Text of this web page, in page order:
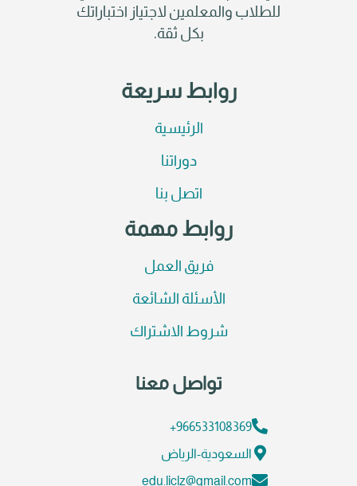
للطلاب والمعلمين لاجتياز اختباراتك
بكل ثقة.
روابط سريعة
الرئيسية
دوراتنا
اتصل بنا
روابط مهمة
فريق العمل
الأسئلة الشائعة
شروط الاشتراك
تواصل معنا
966533108369+
السعودية-الرياض
edu.liclz@gmail.com